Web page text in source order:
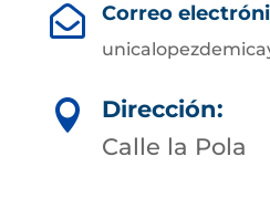
 Correo

Dirección:
Calle la Pola